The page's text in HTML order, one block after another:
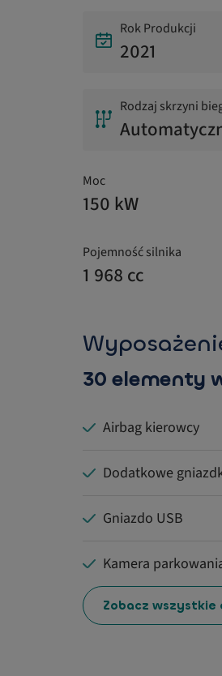
Rok Produkcji
2021
Rodzaj skrzyni
Moc
150 kW
Pojemność silnika
1 968 cc
30 elementy
Airbag kierowcy
Dodatkowe
Gniazdo USB
Kamera
Zobacz wszystkie